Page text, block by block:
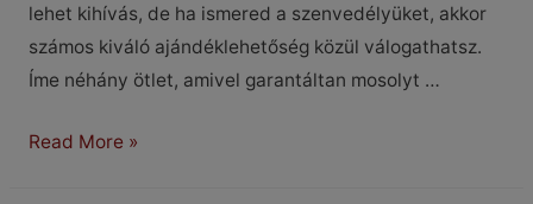
lehet kihívás, de ha ismered a szenvedélyüket, akkor
számos kiváló ajándéklehetőség közül válogathatsz.
Íme néhány ötlet, amivel garantáltan mosolyt …
Karácsonyi
Read More »